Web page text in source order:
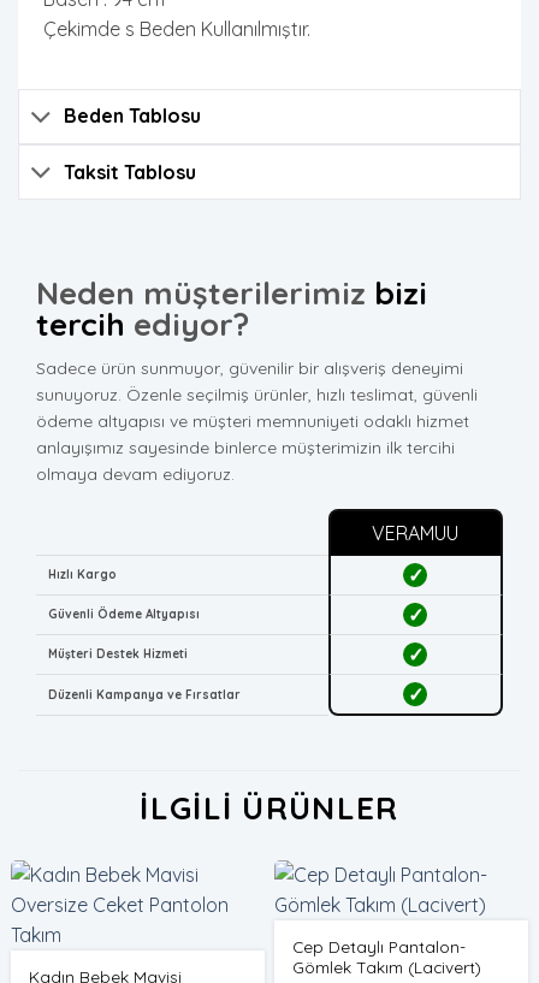
Çekimde s Beden Kullanılmıştır.
Beden Tablosu
Taksit Tablosu
Neden müşterilerimiz bizi
tercih ediyor?
Sadece ürün sunmuyor, güvenilir bir alışveriş deneyimi
sunuyoruz. Özenle seçilmiş ürünler, hızlı teslimat, güvenli
ödeme altyapısı ve müşteri memnuniyeti odaklı hizmet
anlayışımız sayesinde binlerce müşterimizin ilk tercihi
olmaya devam ediyoruz.
VERAMUU
Hızlı Kargo ✓
Güvenli Ödeme Altyapısı ✓
Müşteri Destek Hizmeti ✓
Düzenli Kampanya ve Fırsatlar ✓
İLGILI ÜRÜNLER
Kadın Bebek Mavisi
Cep Detaylı Pantalon-
Gömlek Takım (Lacivert)